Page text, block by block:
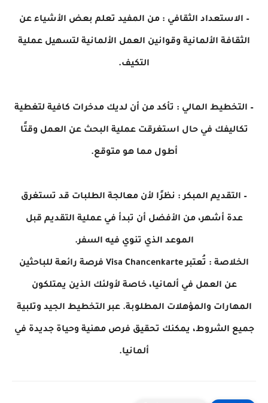
– الاستعداد الثقافي : من المفيد تعلم بعض الأشياء عن
الثقافة الألمانية وقوانين العمل الألمانية لتسهيل عملية
التكيف.
– التخطيط المالي : تأكد من أن لديك مدخرات كافية لتغطية
تكاليفك في حال استغرقت عملية البحث عن العمل وقتًا
أطول مما هو متوقع.
– التقديم المبكر : نظرًا لأن معالجة الطلبات قد تستغرق
عدة أشهر، من الأفضل أن تبدأ في عملية التقديم قبل
الموعد الذي تنوي فيه السفر.
الخلاصة : تُعتبر Visa Chancenkarte فرصة رائعة للباحثين
عن العمل في ألمانيا، خاصة لأولئك الذين يمتلكون
المهارات والمؤهلات المطلوبة. عبر التخطيط الجيد وتلبية
جميع الشروط، يمكنك تحقيق فرص مهنية وحياة جديدة في
ألمانيا.